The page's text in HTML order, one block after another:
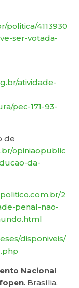
politica/4113930
ser-votada-
atividade-
pec-171-93-
de
opiniaopublic
da-
2
penal-nao-
disponiveis/
Nacional
. Brasília,